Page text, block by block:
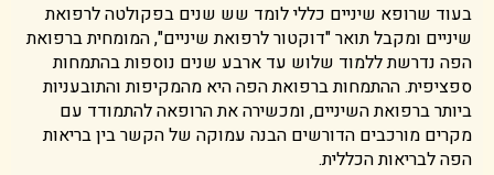
בעוד שרופא שיניים כללי לומד שש שנים בפקולטה לרפואת
שיניים ומקבל תואר "דוקטור לרפואת שיניים", המומחית ברפואת
הפה נדרשת ללמוד שלוש עד ארבע שנים נוספות בהתמחות
ספציפית. ההתמחות ברפואת הפה היא מהמקיפות והתובעניות
ביותר ברפואת השיניים, ומכשירה את הרופאה להתמודד עם
מקרים מורכבים הדורשים הבנה עמוקה של הקשר בין בריאות
הפה לבריאות הכללית.